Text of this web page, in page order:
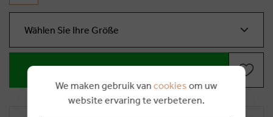
Wählen Sie Ihre Größe
We maken gebruik van cookies om uw
website ervaring te verbeteren.